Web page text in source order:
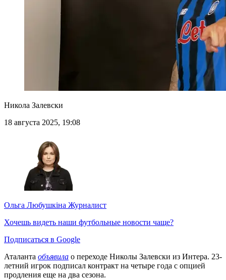
Никола Залевски
18 августа 2025, 19:08
Ольга Любушкіна Журналист
Хочешь видеть наши футбольные новости чаще?
Подписаться в Google
Аталанта объявила о переходе Николы Залевски из Интера. 23-
летний игрок подписал контракт на четыре года с опцией
продления еще на два сезона.